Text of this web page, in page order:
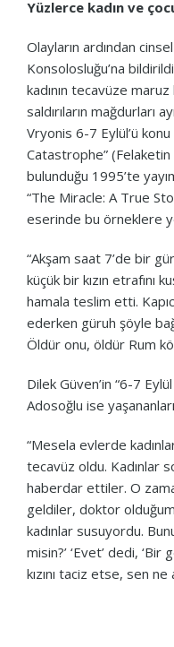
Yüzlerce kadın ve
Olayların ardından
Konsolosluğu’na
kadının tecavüze maruz
saldırıların mağdurları
Vryonis 6-7 Eylül’ü
Catastrophe” (Felaketin
bulunduğu 1995’te
“The Miracle: A True
eserinde bu örneklere
“Akşam saat 7’de bir
küçük bir kızın etrafını
hamala teslim etti.
ederken güruh şöyle
Öldür onu, öldür Rum
Dilek Güven’in “6-7
Adosoğlu ise
“Mesela evlerde
tecavüz oldu. Kadınlar
haberdar ettiler. O
geldiler, doktor
kadınlar susuyordu.
misin?’ ‘Evet’ dedi,
kızını taciz etse, sen ne